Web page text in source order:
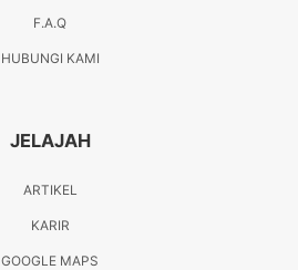
F.A.Q
HUBUNGI KAMI
JELAJAH
ARTIKEL
KARIR
GOOGLE MAPS